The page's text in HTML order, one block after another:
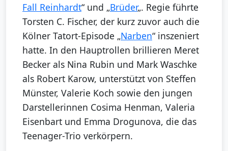
Fall Reinhardt“ und „Brüder„. Regie führte
Torsten C. Fischer, der kurz zuvor auch die
Kölner Tatort-Episode „Narben“ inszeniert
hatte. In den Hauptrollen brillieren Meret
Becker als Nina Rubin und Mark Waschke
als Robert Karow, unterstützt von Steffen
Münster, Valerie Koch sowie den jungen
Darstellerinnen Cosima Henman, Valeria
Eisenbart und Emma Drogunova, die das
Teenager-Trio verkörpern.